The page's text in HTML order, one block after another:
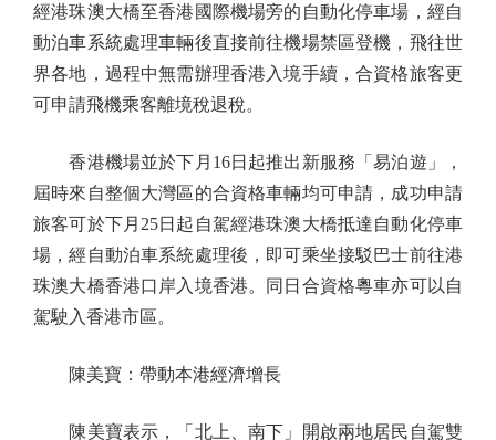
經港珠澳大橋至香港國際機場旁的自動化停車場，經自
動泊車系統處理車輛後直接前往機場禁區登機，飛往世
界各地，過程中無需辦理香港入境手續，合資格旅客更
可申請飛機乘客離境稅退稅。
香港機場並於下月16日起推出新服務「易泊遊」，
屆時來自整個大灣區的合資格車輛均可申請，成功申請
旅客可於下月25日起自駕經港珠澳大橋抵達自動化停車
場，經自動泊車系統處理後，即可乘坐接駁巴士前往港
珠澳大橋香港口岸入境香港。同日合資格粵車亦可以自
駕駛入香港市區。
陳美寶：帶動本港經濟增長
陳美寶表示，「北上、南下」開啟兩地居民自駕雙